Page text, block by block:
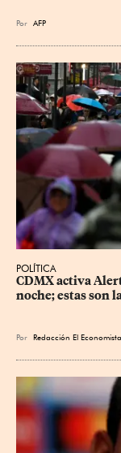
Por AFP
POLÍTICA
CDMX activa
noche; estas son
Por Redacción El Economista